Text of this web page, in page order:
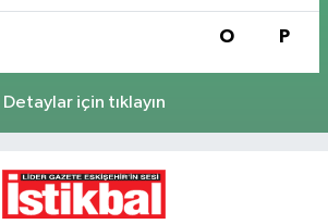
O P
Detaylar için tıklayın